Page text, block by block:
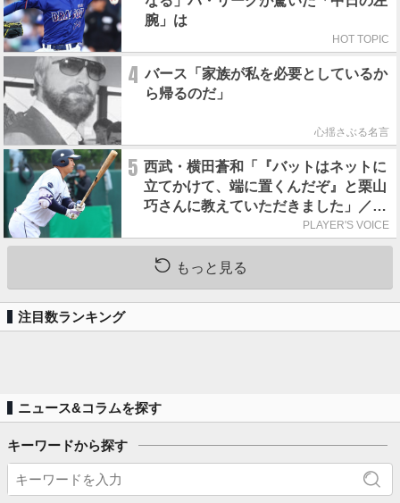
腕」は
HOT TOPIC
4 バース「家族が私を必要としているか
ら帰るのだ」
心揺さぶる名言
5 西武・横田蒼和「『バットはネットに
立てかけて、端に置くんだぞ』と栗山
巧さんに教えていただきました」／憧
PLAYER'S VOICE
もっと見る
注目数ランキング
ニュース&コラムを探す
キーワードから探す